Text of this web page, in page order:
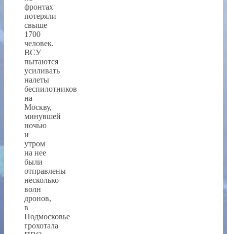
фронтах
потеряли
свыше
1700
человек.
ВСУ
пытаются
усиливать
налеты
беспилотников
на
Москву,
минувшей
ночью
и
утром
на нее
были
отправлены
несколько
волн
дронов,
в
Подмосковье
грохотала